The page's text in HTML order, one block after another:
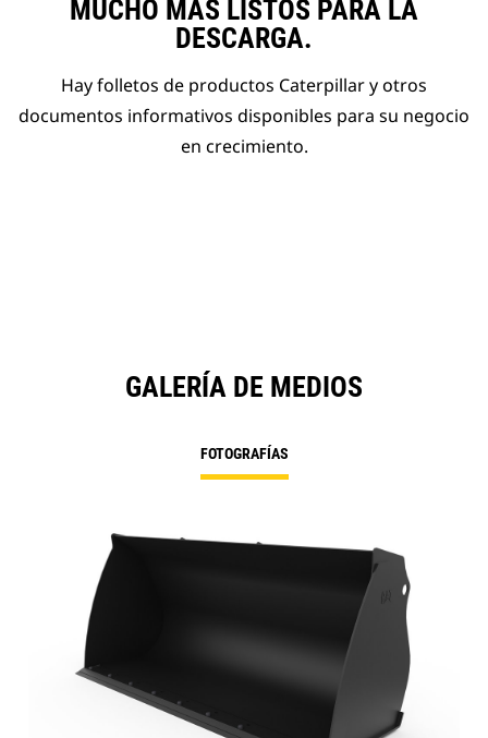
MUCHO MÁS LISTOS PARA LA
DESCARGA.
Hay folletos de productos Caterpillar y otros
documentos informativos disponibles para su negocio
en crecimiento.
GALERÍA DE MEDIOS
FOTOGRAFÍAS